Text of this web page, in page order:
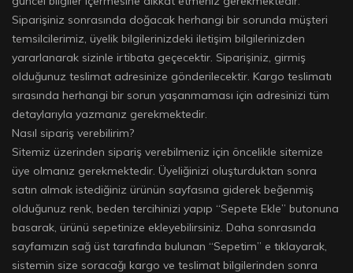
Siparişiniz sonrasında doğacak herhangi bir sorunda müşteri
temsilcilerimiz, üyelik bilgilerinizdeki iletişim bilgilerinizden
yararlanarak sizinle irtibata geçecektir. Siparişiniz, girmiş
olduğunuz teslimat adresinize gönderilecektir. Kargo teslimatı
sırasında herhangi bir sorun yaşanmaması için adresinizi tüm
detaylarıyla yazmanız gerekmektedir.
Nasıl sipariş verebilirim?
Sitemiz üzerinden sipariş verebilmeniz için öncelikle sitemize
üye olmanız gerekmektedir. Üyeliğinizi oluşturduktan sonra
satın almak istediğiniz ürünün sayfasına giderek beğenmiş
olduğunuz renk, beden tercihinizi yapıp “Sepete Ekle” butonuna
basarak, ürünü sepetinize ekleyebilirsiniz. Daha sonrasında
sayfamızın sağ üst tarafında bulunan “Sepetim” e tıklayarak,
sistemin size soracağı kargo ve teslimat bilgilerinden sonra